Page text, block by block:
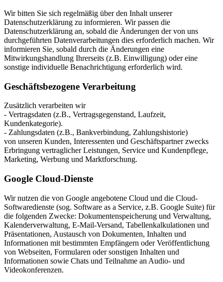
Wir bitten Sie sich regelmäßig über den Inhalt unserer
Datenschutzerklärung zu informieren. Wir passen die
Datenschutzerklärung an, sobald die Änderungen der von uns
durchgeführten Datenverarbeitungen dies erforderlich machen. Wir
informieren Sie, sobald durch die Änderungen eine
Mitwirkungshandlung Ihrerseits (z.B. Einwilligung) oder eine
sonstige individuelle Benachrichtigung erforderlich wird.
Geschäftsbezogene Verarbeitung
Zusätzlich verarbeiten wir
- Vertragsdaten (z.B., Vertragsgegenstand, Laufzeit,
Kundenkategorie).
- Zahlungsdaten (z.B., Bankverbindung, Zahlungshistorie)
von unseren Kunden, Interessenten und Geschäftspartner zwecks
Erbringung vertraglicher Leistungen, Service und Kundenpflege,
Marketing, Werbung und Marktforschung.
Google Cloud-Dienste
Wir nutzen die von Google angebotene Cloud und die Cloud-
Softwaredienste (sog. Software as a Service, z.B. Google Suite) für
die folgenden Zwecke: Dokumentenspeicherung und Verwaltung,
Kalenderverwaltung, E-Mail-Versand, Tabellenkalkulationen und
Präsentationen, Austausch von Dokumenten, Inhalten und
Informationen mit bestimmten Empfängern oder Veröffentlichung
von Webseiten, Formularen oder sonstigen Inhalten und
Informationen sowie Chats und Teilnahme an Audio- und
Videokonferenzen.